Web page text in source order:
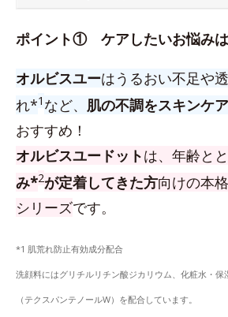
ポイント① ケアしたいお悩み
オルビスユーはうるおい不足や
れ*1 など、 肌の不調をスキンケ
おすすめ！
オルビスユードットは、年齢と
み*2が定着してきた方向けの本
シリーズです。
*1 肌荒れ防止有効成分配合
洗顔料にはグリチルリチン酸ジカリウム、化粧水・保
（テクスパンテノールW）を配合しています。